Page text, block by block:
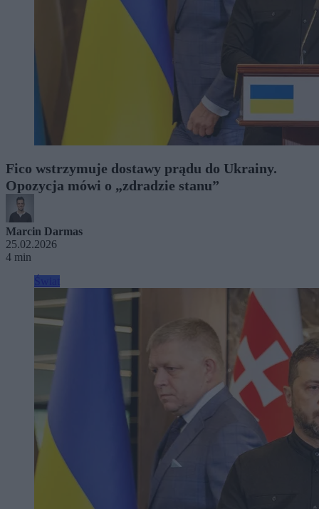
Fico wstrzymuje dostawy prądu do Ukrainy.
Opozycja mówi o „zdradzie stanu”
Marcin Darmas
25.02.2026
4 min